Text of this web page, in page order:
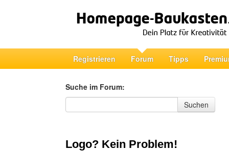
Registrieren Forum Tipps
Suche im Forum:
Suche im Forum
Suchen
Logo? Kein Problem!